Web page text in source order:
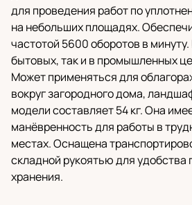
для проведения работ по
на небольших площадях.
частотой 5600 оборотов в
бытовых, так и в промышленных
Может применяться для
вокруг загородного дома,
модели составляет 54 кг. Она
манёвренность для работы в
местах. Оснащена
складной рукоятью для
хранения.